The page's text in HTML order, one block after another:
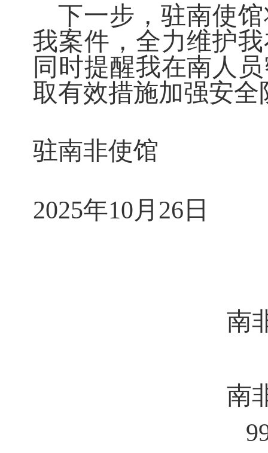
下一步，驻南使
我案件，全力维护
同时提醒我在南人
取有效措施加强安全
驻南非使馆
2025年10月26日
南
南